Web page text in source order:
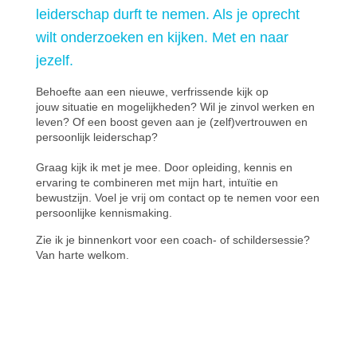
Werkwijze en aanpak
Profile Dynamics
Referenties
Over Jeannette
Kunst van Jeannette
Contact
leiderschap durft te nemen. Als je oprecht
wilt onderzoeken en kijken. Met en naar
jezelf.
Behoefte aan een nieuwe, verfrissende kijk op
jouw situatie en mogelijkheden? Wil je zinvol werken en
leven? Of een boost geven aan je (zelf)vertrouwen en
persoonlijk leiderschap?
Graag kijk ik met je mee. Door opleiding, kennis en
ervaring te combineren met mijn hart, intuïtie en
bewustzijn. Voel je vrij om contact op te nemen voor een
persoonlijke kennismaking.
Zie ik je binnenkort voor een coach- of schildersessie?
Van harte welkom.